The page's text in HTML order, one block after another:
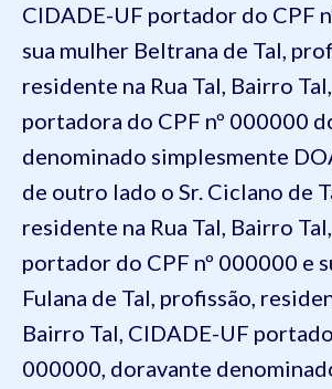
CIDADE-UF portador do CPF
sua mulher Beltrana de Tal,
residente na Rua Tal, Bairro
portadora do CPF nº 000000
denominado simplesmente
de outro lado o Sr. Ciclano de
residente na Rua Tal, Bairro
portador do CPF nº 000000 e
Fulana de Tal, profissão,
Bairro Tal, CIDADE-UF
000000, doravante